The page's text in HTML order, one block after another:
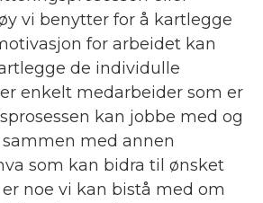
vi benytter for å kartlegge
for arbeidet kan
de individulle
enkelt medarbeider som er
kan jobbe med og
med annen
som kan bidra til ønsket
noe vi kan bistå med om